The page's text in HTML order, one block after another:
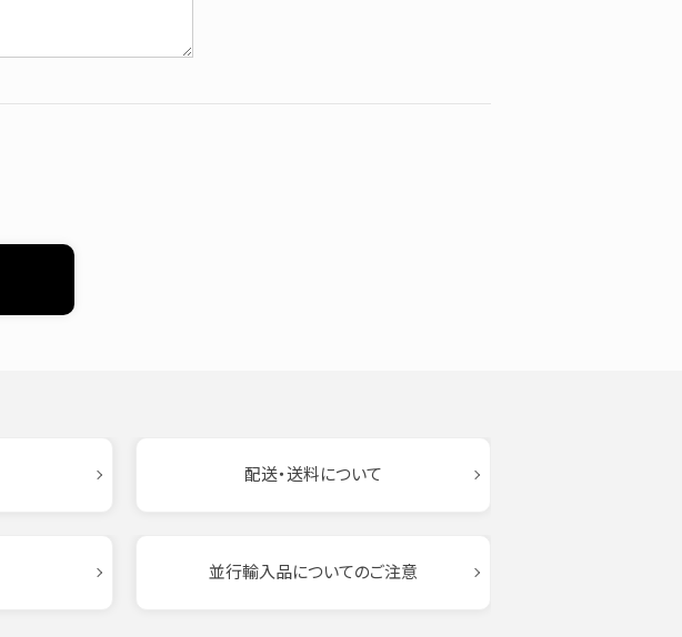
配送・送料について
並行輸入品についてのご注意